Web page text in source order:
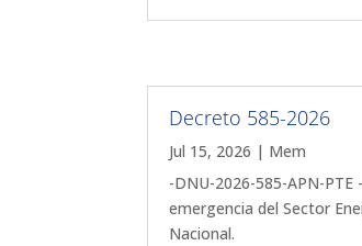
Decreto 585-2026
Jul 15, 2026 | Mem
-DNU-2026-585-APN-PTE
emergencia del Sector
Nacional.